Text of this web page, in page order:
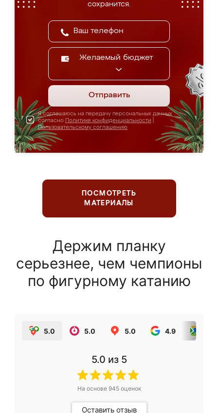
сохранится.
Желаемый бюджет
Отправить
Я соглашаюсь на передачу персональных данных
согласно Политике конфиденциальности
Пользовательскому соглашению
ПОСМОТРЕТЬ
МАТЕРИАЛЫ
Держим планку
серьезнее, чем чемпионы
по фигурному катанию
5.0 5.0 5.0 4.9
5.0 из 5
На основе 945оценок
Оставить отзыв